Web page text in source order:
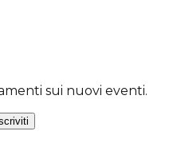
sui nuovi eventi.